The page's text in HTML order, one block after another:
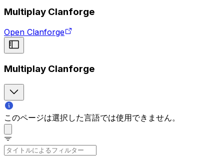
Multiplay Clanforge
Open Clanforge
Multiplay Clanforge
このページは選択した言語では使用できません。